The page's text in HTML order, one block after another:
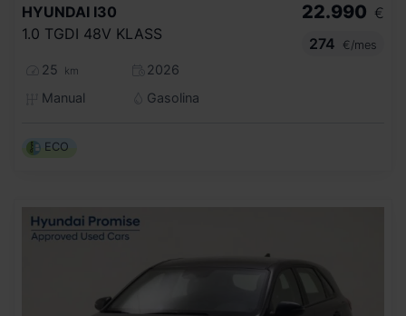
HYUNDAI I30
1.0 TGDI 48V KLASS
25 km
2026
Manual
Gasolina
22.990 €
274
€/mes
ECO